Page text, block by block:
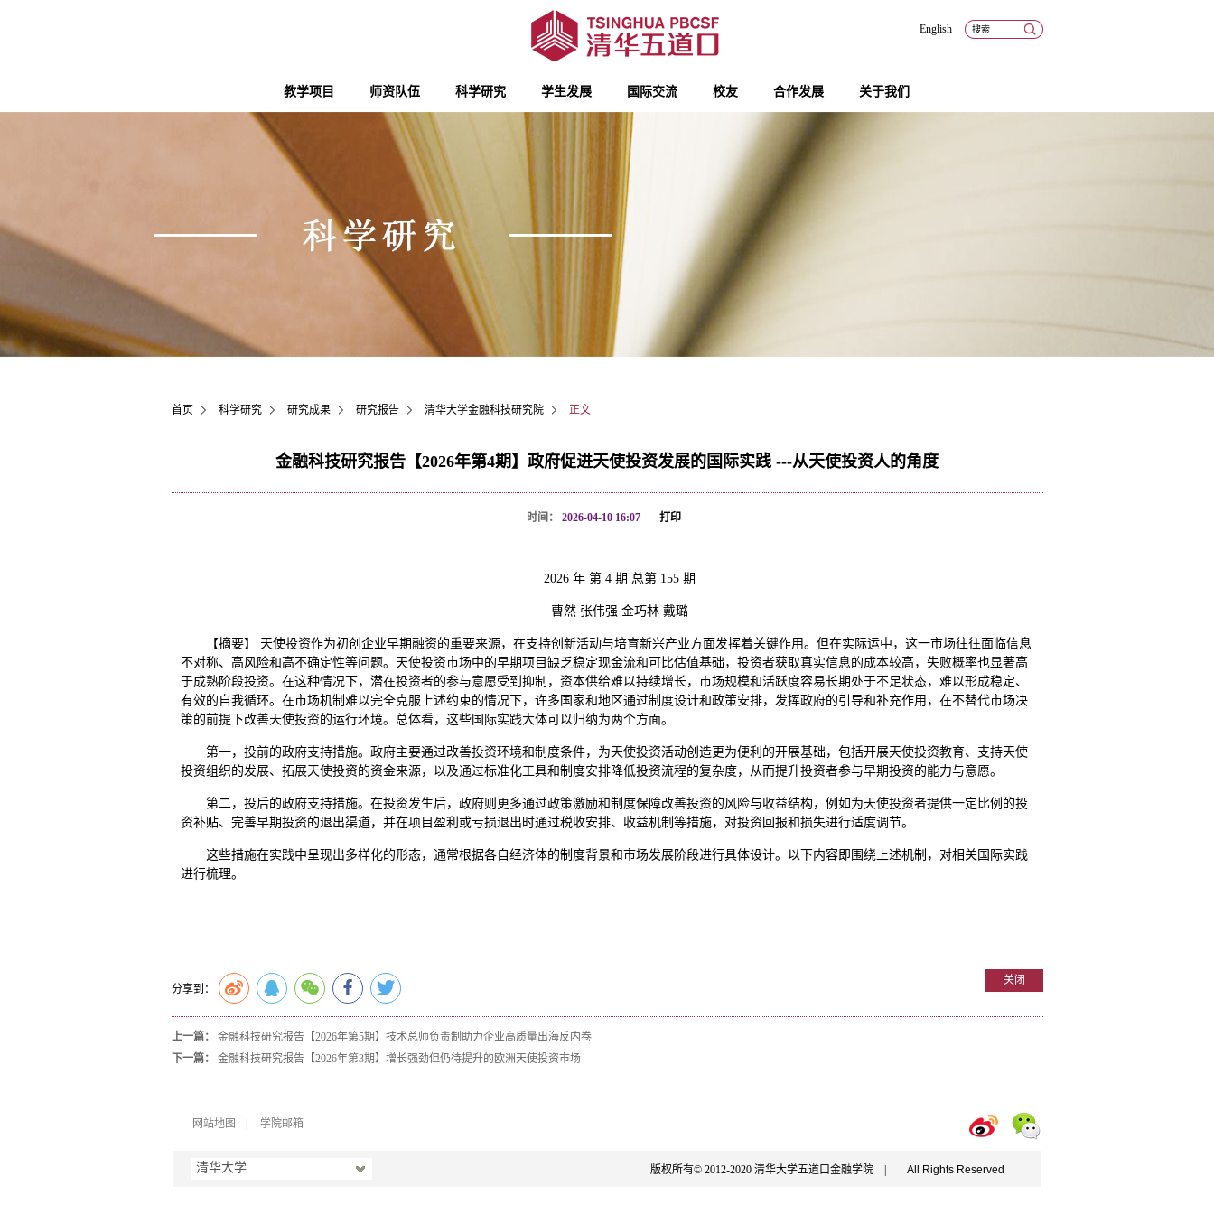
教学项目 师资队伍 科学研究 学生发展 国际交流 校友 合作发展 关于我们
English
首页 科学研究 研究成果 研究报告 清华大学金融科技研究院 正文
金融科技研究报告【2026年第4期】政府促进天使投资发展的国际实践 ---从天使投资人的角度
时间： 2026-04-10 16:07 打印
2026 年 第 4 期 总第 155 期
曹然 张伟强 金巧林 戴璐
【摘要】 天使投资作为初创企业早期融资的重要来源，在支持创新活动与培育新兴产业方面发挥着关键作用。但在实际运中，这一市场往往面临信息
不对称、高风险和高不确定性等问题。天使投资市场中的早期项目缺乏稳定现金流和可比估值基础，投资者获取真实信息的成本较高，失败概率也显著高
于成熟阶段投资。在这种情况下，潜在投资者的参与意愿受到抑制，资本供给难以持续增长，市场规模和活跃度容易长期处于不足状态，难以形成稳定、
有效的自我循环。在市场机制难以完全克服上述约束的情况下，许多国家和地区通过制度设计和政策安排，发挥政府的引导和补充作用，在不替代市场决
策的前提下改善天使投资的运行环境。总体看，这些国际实践大体可以归纳为两个方面。
第一，投前的政府支持措施。政府主要通过改善投资环境和制度条件，为天使投资活动创造更为便利的开展基础，包括开展天使投资教育、支持天使
投资组织的发展、拓展天使投资的资金来源，以及通过标准化工具和制度安排降低投资流程的复杂度，从而提升投资者参与早期投资的能力与意愿。
第二，投后的政府支持措施。在投资发生后，政府则更多通过政策激励和制度保障改善投资的风险与收益结构，例如为天使投资者提供一定比例的投
资补贴、完善早期投资的退出渠道，并在项目盈利或亏损退出时通过税收安排、收益机制等措施，对投资回报和损失进行适度调节。
这些措施在实践中呈现出多样化的形态，通常根据各自经济体的制度背景和市场发展阶段进行具体设计。以下内容即围绕上述机制，对相关国际实践
进行梳理。
分享到：
关闭
上一篇：
金融科技研究报告【2026年第5期】技术总师负责制助力企业高质量出海反内卷
下一篇：
金融科技研究报告【2026年第3期】增长强劲但仍待提升的欧洲天使投资市场
网站地图 学院邮箱
清华大学 版权所有© 2012-2020 清华大学五道口金融学院 | All Rights Reserved